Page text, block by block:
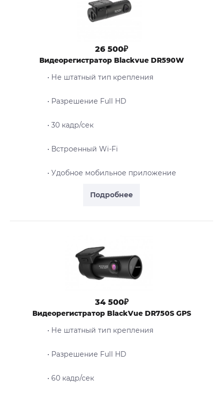
Подробнее
26 500₽
Видеорегистратор Blackvue DR590W
• Не штатный тип крепления
• Разрешение Full HD
• 30 кадр/сек
• Встроенный Wi-Fi
• Удобное мобильное приложение
34 500₽
Видеорегистратор BlackVue DR750S GPS
• Не штатный тип крепления
• Разрешение Full HD
• 60 кадр/сек